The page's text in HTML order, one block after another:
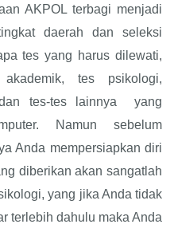
AKPOL terbagi menjadi
daerah dan seleksi
tes yang harus dilewati,
tes psikologi,
dan tes-tes lainnya yang
Namun sebelum
Anda mempersiapkan diri
diberikan akan sangatlah
yang jika Anda tidak
terlebih dahulu maka Anda